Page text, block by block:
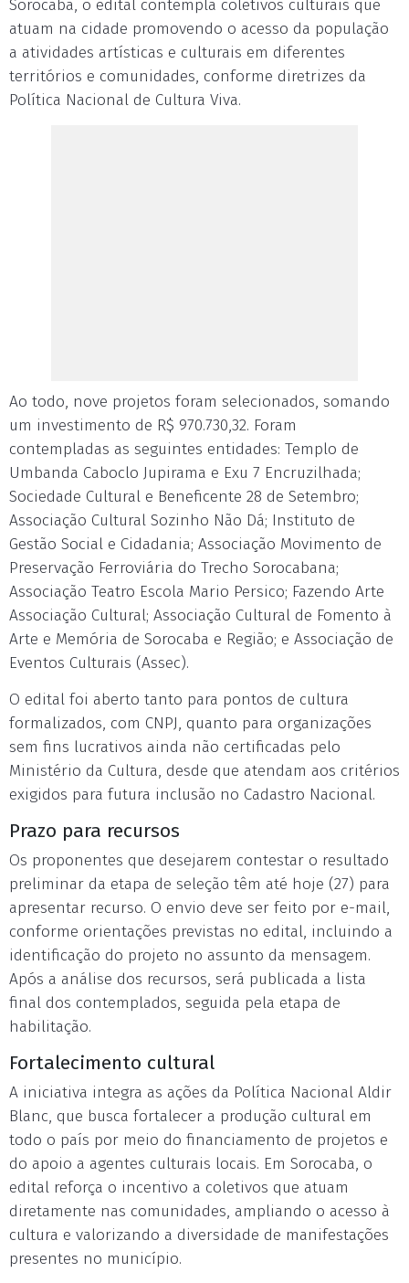
Sorocaba, o edital contempla coletivos culturais que
atuam na cidade promovendo o acesso da população
a atividades artísticas e culturais em diferentes
territórios e comunidades, conforme diretrizes da
Política Nacional de Cultura Viva.
Ao todo, nove projetos foram selecionados, somando
um investimento de R$ 970.730,32. Foram
contempladas as seguintes entidades: Templo de
Umbanda Caboclo Jupirama e Exu 7 Encruzilhada;
Sociedade Cultural e Beneficente 28 de Setembro;
Associação Cultural Sozinho Não Dá; Instituto de
Gestão Social e Cidadania; Associação Movimento de
Preservação Ferroviária do Trecho Sorocabana;
Associação Teatro Escola Mario Persico; Fazendo Arte
Associação Cultural; Associação Cultural de Fomento à
Arte e Memória de Sorocaba e Região; e Associação de
Eventos Culturais (Assec).
O edital foi aberto tanto para pontos de cultura
formalizados, com CNPJ, quanto para organizações
sem fins lucrativos ainda não certificadas pelo
Ministério da Cultura, desde que atendam aos critérios
exigidos para futura inclusão no Cadastro Nacional.
Prazo para recursos
Os proponentes que desejarem contestar o resultado
preliminar da etapa de seleção têm até hoje (27) para
apresentar recurso. O envio deve ser feito por e-mail,
conforme orientações previstas no edital, incluindo a
identificação do projeto no assunto da mensagem.
Após a análise dos recursos, será publicada a lista
final dos contemplados, seguida pela etapa de
habilitação.
Fortalecimento cultural
A iniciativa integra as ações da Política Nacional Aldir
Blanc, que busca fortalecer a produção cultural em
todo o país por meio do financiamento de projetos e
do apoio a agentes culturais locais. Em Sorocaba, o
edital reforça o incentivo a coletivos que atuam
diretamente nas comunidades, ampliando o acesso à
cultura e valorizando a diversidade de manifestações
presentes no município.